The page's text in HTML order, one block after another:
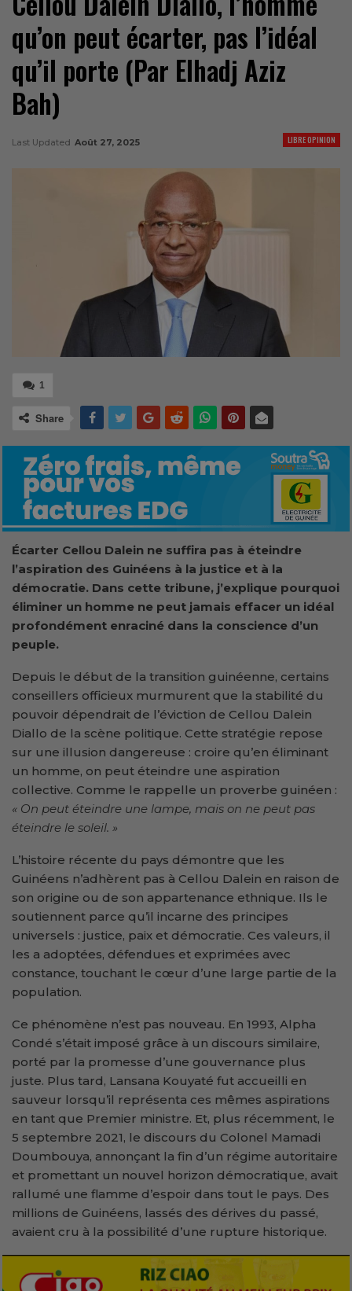
qu’on peut écarter, pas l’idéal
qu’il porte (Par Elhadj Aziz
Bah)
LIBRE OPINION
Last Updated Août 27, 2025
1
Share
Écarter Cellou Dalein ne suffira pas à éteindre
l’aspiration des Guinéens à la justice et à la
démocratie. Dans cette tribune, j’explique pourquoi
éliminer un homme ne peut jamais effacer un idéal
profondément enraciné dans la conscience d’un
peuple.
Depuis le début de la transition guinéenne, certains
conseillers officieux murmurent que la stabilité du
pouvoir dépendrait de l’éviction de Cellou Dalein
Diallo de la scène politique. Cette stratégie repose
sur une illusion dangereuse : croire qu’en éliminant
un homme, on peut éteindre une aspiration
collective. Comme le rappelle un proverbe guinéen :
« On peut éteindre une lampe, mais on ne peut pas
éteindre le soleil. »
L’histoire récente du pays démontre que les
Guinéens n’adhèrent pas à Cellou Dalein en raison de
son origine ou de son appartenance ethnique. Ils le
soutiennent parce qu’il incarne des principes
universels : justice, paix et démocratie. Ces valeurs, il
les a adoptées, défendues et exprimées avec
constance, touchant le cœur d’une large partie de la
population.
Ce phénomène n’est pas nouveau. En 1993, Alpha
Condé s’était imposé grâce à un discours similaire,
porté par la promesse d’une gouvernance plus
juste. Plus tard, Lansana Kouyaté fut accueilli en
sauveur lorsqu’il représenta ces mêmes aspirations
en tant que Premier ministre. Et, plus récemment, le
5 septembre 2021, le discours du Colonel Mamadi
Doumbouya, annonçant la fin d’un régime autoritaire
et promettant un nouvel horizon démocratique, avait
rallumé une flamme d’espoir dans tout le pays. Des
millions de Guinéens, lassés des dérives du passé,
avaient cru à la possibilité d’une rupture historique.